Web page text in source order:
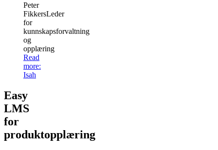
Peter
FikkersLeder
for
kunnskapsforvaltning
og
opplæring
Read
more:
Isah
Easy
LMS
for
produktopplæring